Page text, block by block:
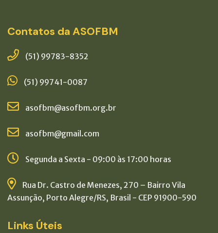
Contatos da ASOFBM
(51) 99783-8352
(51) 99741-0087
asofbm@asofbm.org.br
asofbm@gmail.com
Segunda a Sexta - 09:00 às 17:00 horas
Rua Dr. Castro de Menezes, 270 – Bairro Vila
Assunção, Porto Alegre/RS, Brasil - CEP 91900-590
Links Úteis